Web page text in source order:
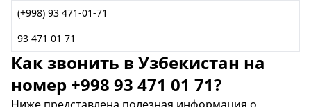
(+998) 93 471-01-71
93 471 01 71
Как звонить в Узбекистан на
номер +998 93 471 01 71?